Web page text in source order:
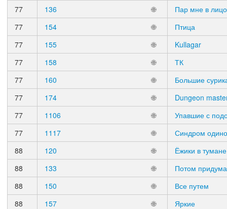
77 136 🌐
Пар мне в лицо
77
154 🌐
Птица
77
155 🌐
Kullagar
77
158 🌐
ТК
77
160 🌐
Большие
77
174 🌐
Dungeon
77
1106 🌐
Упавшие с
77
1117 🌐
Синдром
88
120 🌐
Ёжики в тумане
88
133 🌐
Потом
88
150 🌐
Все путем
88
157 🌐
Яркие